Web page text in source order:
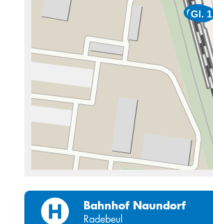
Gl. 2
Gl. 1
Gl. 1
Gl. 2
Bahnhof Naundorf
Radebeul